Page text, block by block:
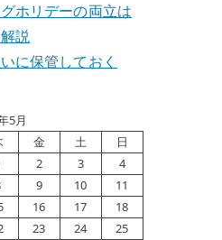
ホリデーの両立は
説
に保管しておく
5月
金 土
日
2 3
4
9 10
11
16 17
18
23 24
25